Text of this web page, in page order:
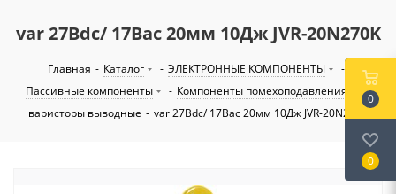
var 27Вdc/ 17Вac 20мм 10Дж JVR-20N270K
Главная - Каталог - ЭЛЕКТРОННЫЕ КОМПОНЕНТЫ
-
Пассивные компоненты
- Компоненты помехоподавления
-
варисторы выводные - var 27Вdc/ 17Вac 20мм 10Дж JVR-20N270K
0
0